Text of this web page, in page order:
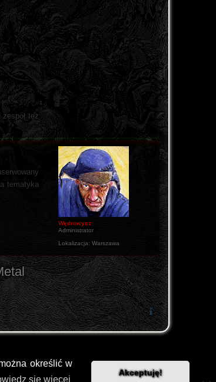
określić w
się więcej
Akceptuję!
też
Wędrowycz
Administrator
Lokalizacja: Warszawa
tematyka